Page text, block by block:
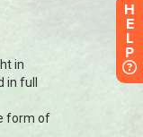
H
E
L
P